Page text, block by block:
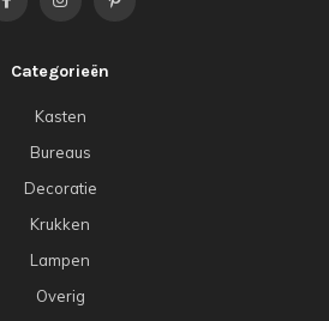
Categorieën
Kasten
Bureaus
Decoratie
Krukken
Lampen
Overig